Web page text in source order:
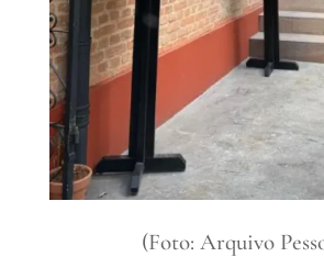
(Foto: Arquivo